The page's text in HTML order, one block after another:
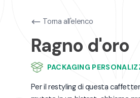
Torna all'elenco
Ragno d'oro
PACKAGING
Per il restyling di questa